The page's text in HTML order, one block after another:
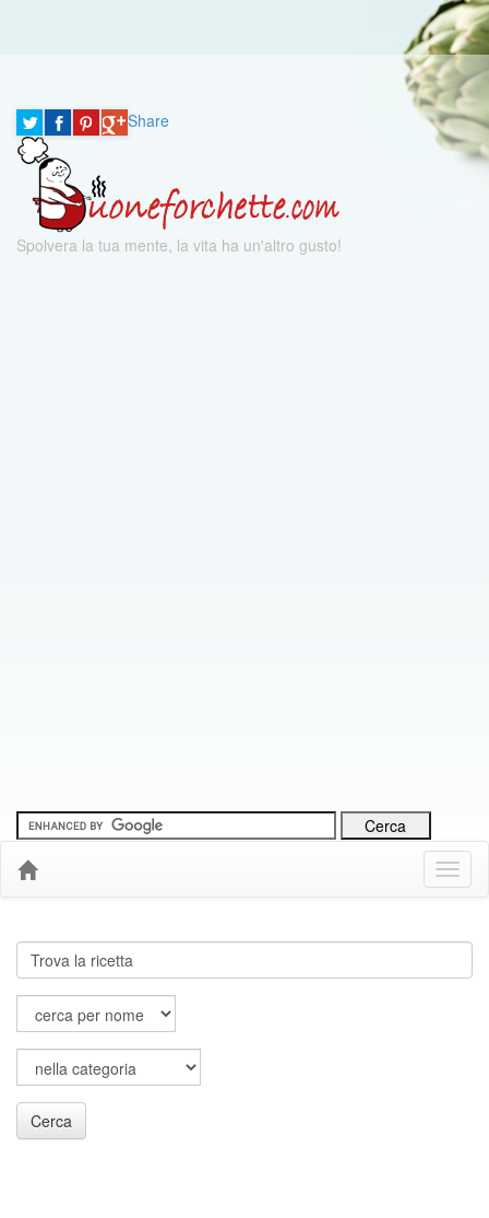
Share
Spolvera la tua mente, la vita ha un'altro gusto!
Menu
Down
Cerca
Cerca